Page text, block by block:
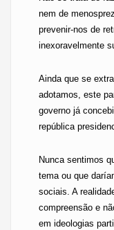
nem de
prevenir-nos de
inexoravelmente
Ainda que se
adotamos, este
governo já
república
Nunca sentimos
tema ou que
sociais. A
compreensão e
em ideologias